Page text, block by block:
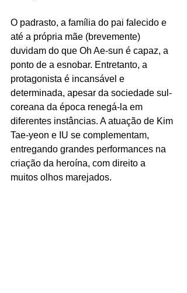
O padrasto, a família do pai falecido e
até a própria mãe (brevemente)
duvidam do que Oh Ae-sun é capaz, a
ponto de a esnobar. Entretanto, a
protagonista é incansável e
determinada, apesar da sociedade sul-
coreana da época renegá-la em
diferentes instâncias. A atuação de Kim
Tae-yeon e IU se complementam,
entregando grandes performances na
criação da heroína, com direito a
muitos olhos marejados.